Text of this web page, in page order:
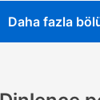
møtte
stod
hans sviger
Daha fazla